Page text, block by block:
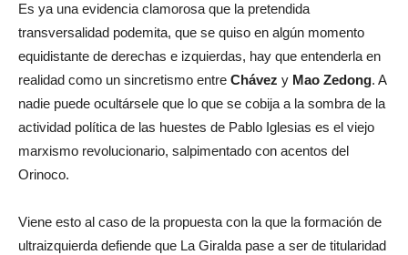
Es ya una evidencia clamorosa que la pretendida
transversalidad podemita, que se quiso en algún momento
equidistante de derechas e izquierdas, hay que entenderla en
realidad como un sincretismo entre Chávez y Mao Zedong. A
nadie puede ocultársele que lo que se cobija a la sombra de la
actividad política de las huestes de Pablo Iglesias es el viejo
marxismo revolucionario, salpimentado con acentos del
Orinoco.
Viene esto al caso de la propuesta con la que la formación de
ultraizquierda defiende que La Giralda pase a ser de titularidad